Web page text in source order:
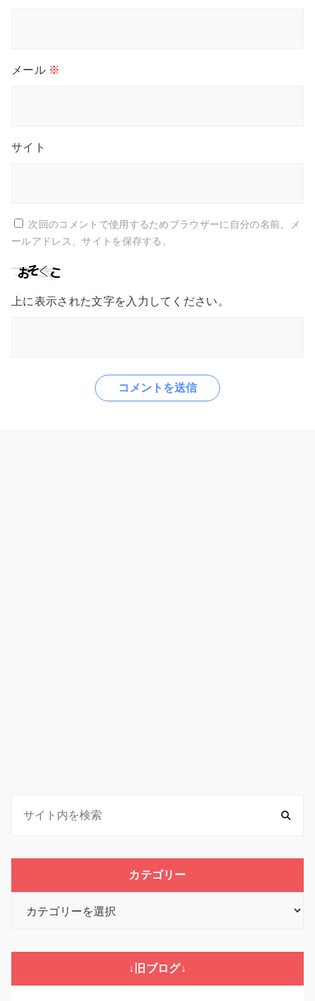
メール ※
サイト
次回のコメントで使用するためブラウザーに自分の名前、メ
ールアドレス、サイトを保存する。
上に表示された文字を入力してください。
カテゴリー
↓旧ブログ↓